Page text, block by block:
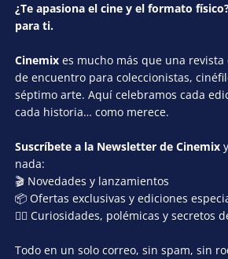
¿Te apasiona el cine y el formato
para ti.
Cinemix es mucho más que una
de encuentro para coleccionistas,
séptimo arte. Aquí celebramos cada
cada historia… como merece.
Suscríbete a la Newsletter de Cinemix
nada:
🎬 Novedades y lanzamientos
📦 Ofertas exclusivas y ediciones
🕵️‍♂️ Curiosidades, polémicas y secretos
Todo en un solo correo, sin spam, sin